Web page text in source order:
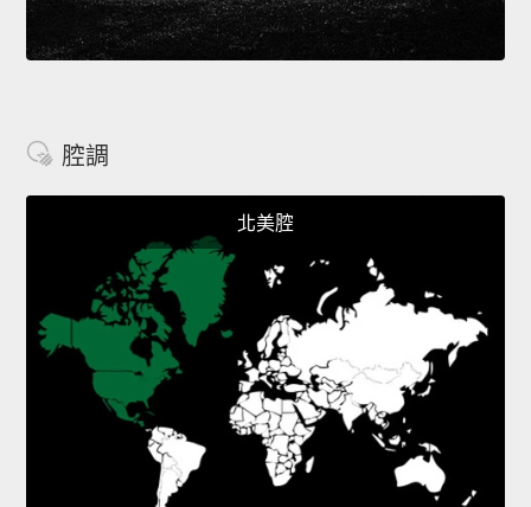
腔調
北美腔